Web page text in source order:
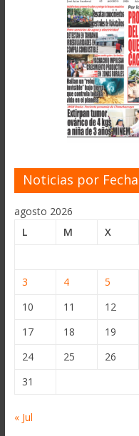
Noticias por Fecha
agosto 2026
L
M X
3
4 5
10
11 12
17
18 19
24
25 26
31
« Jul